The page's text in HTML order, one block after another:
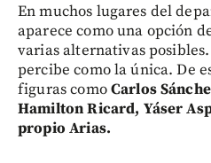
En muchos lugares del
aparece como una opción
varias alternativas
percibe como la única. De
figuras comoCarlos
Hamilton Ricard, Yáser
propio Arias.